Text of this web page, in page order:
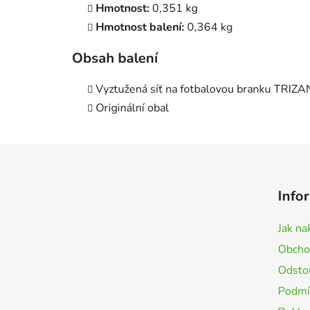
Hmotnost:0,351 kg
Hmotnost balení:0,364 kg
Obsah balení
Vyztužená síť na fotbalovou branku
Originální obal
Jak